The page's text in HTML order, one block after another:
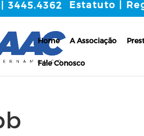
3445.4362 Estatuto |
Home A Associação
Fale Conosco